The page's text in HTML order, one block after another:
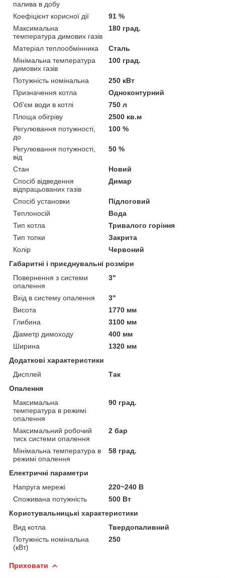
палива в добу
Коефіцієнт корисної дії
91 %
Максимальна
температура димових газів
180 град.
Матеріал теплообмінника
Сталь
Мінімальна температура
димових газів
100 град.
Потужність номінальна
250 кВт
Призначення котла
Одноконтурний
Об'єм води в котлі
750 л
Площа обігріву
2500 кв.м
Регулювання потужності,
до
100 %
Регулювання потужності,
від
50 %
Стан
Новий
Спосіб відведення
відпрацьованих газів
Димар
Спосіб установки
Підлоговий
Теплоносій
Вода
Тип котла
Тривалого горіння
Тип топки
Закрита
Колір
Червоний
Габаритні і приєднувальні розміри
Повернення з системи
опалення
3"
Вхід в систему опалення
3"
Висота
1770 мм
Глибина
3100 мм
Діаметр димоходу
400 мм
Ширина
1320 мм
Додаткові характеристики
Дисплей
Так
Опалення
Максимальна
температура в режимі
опалення
90 град.
Максимальний робочий
тиск системи опалення
2 бар
Мінімальна температура в
режимі опалення
58 град.
Електричні параметри
Напруга мережі
220~240 В
Споживана потужність
500 Вт
Користувальницькі характеристики
Вид котла
Твердопаливний
Потужність номінальна
(кВт)
250
Приховати